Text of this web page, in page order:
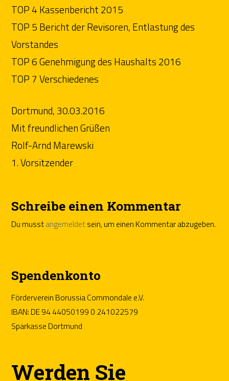
TOP 4 Kassenbericht 2015
TOP 5 Bericht der Revisoren, Entlastung des
Vorstandes
TOP 6 Genehmigung des Haushalts 2016
TOP 7 Verschiedenes
Dortmund, 30.03.2016
Mit freundlichen Grüßen
Rolf-Arnd Marewski
1. Vorsitzender
Schreibe einen Kommentar
Du musstangemeldetsein, um einen Kommentar abzugeben.
Spendenkonto
Förderverein Borussia Commondale e.V.
IBAN: DE 94 44050199 0 241022579
Sparkasse Dortmund
Werden Sie